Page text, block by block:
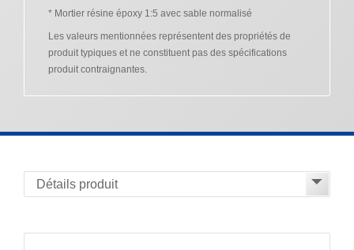
* Mortier résine époxy 1:5 avec sable normalisé
Les valeurs mentionnées représentent des propriétés de
produit typiques et ne constituent pas des spécifications
produit contraignantes.